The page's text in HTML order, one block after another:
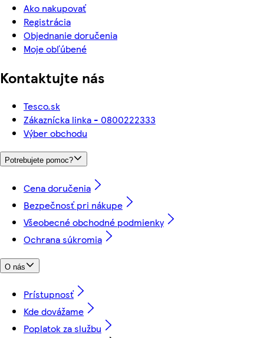
Ako nakupovať
Registrácia
Objednanie doručenia
Moje obľúbené
Kontaktujte nás
Tesco.sk
Zákaznícka linka - 0800222333
Výber obchodu
Potrebujete pomoc?
Cena doručenia
Bezpečnosť pri nákupe
Všeobecné obchodné podmienky
Ochrana súkromia
O nás
Prístupnosť
Kde dovážame
Poplatok za službu